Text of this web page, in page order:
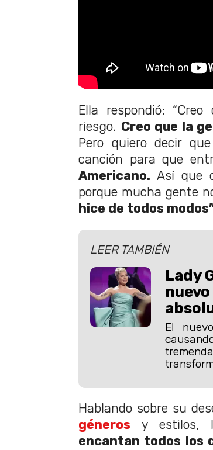
Ella respondió:
riesgo. Creo que la
Pero quiero decir
canción para que
Americano. Así que
porque mucha gente
hice de todos
LEER TAMBIÉN
Lady
El
Hablando sobre su
géneros y estilos,
encantan todos los